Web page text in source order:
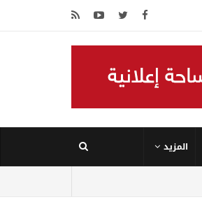
المزيد